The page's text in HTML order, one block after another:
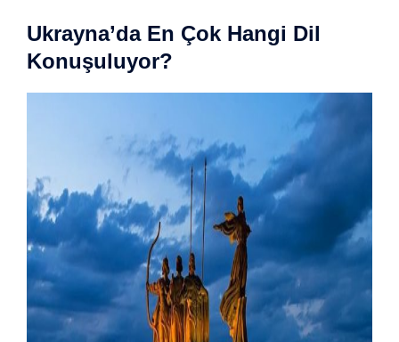
Ukrayna’da En Çok Hangi Dil
Konuşuluyor?